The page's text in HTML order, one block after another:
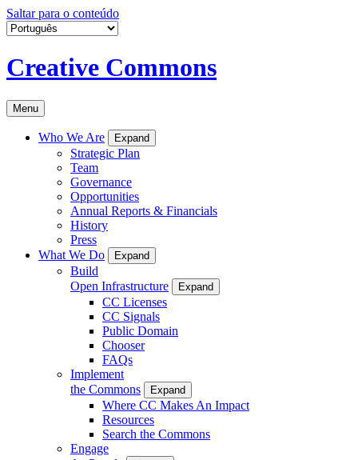
Saltar para o conteúdo
Creative Commons
Menu
Who We Are Expand
Strategic Plan
Team
Governance
Opportunities
Annual Reports & Financials
History
Press
What We Do
Expand
Build
Open Infrastructure
Expand
CC Licenses
CC Signals
Public Domain
Chooser
FAQs
Implement
the Commons
Expand
Where CC Makes An Impact
Resources
Search the Commons
Engage